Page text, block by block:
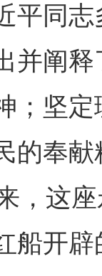
平同
并阐
；坚
的奉
，这
船开